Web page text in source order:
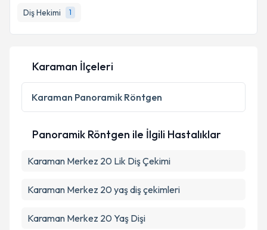
Diş Hekimi
1
Karaman İlçeleri
Karaman Panoramik Röntgen
Panoramik Röntgen ile İlgili Hastalıklar
Karaman Merkez 20 Lik Diş Çekimi
Karaman Merkez 20 yaş diş çekimleri
Karaman Merkez 20 Yaş Dişi